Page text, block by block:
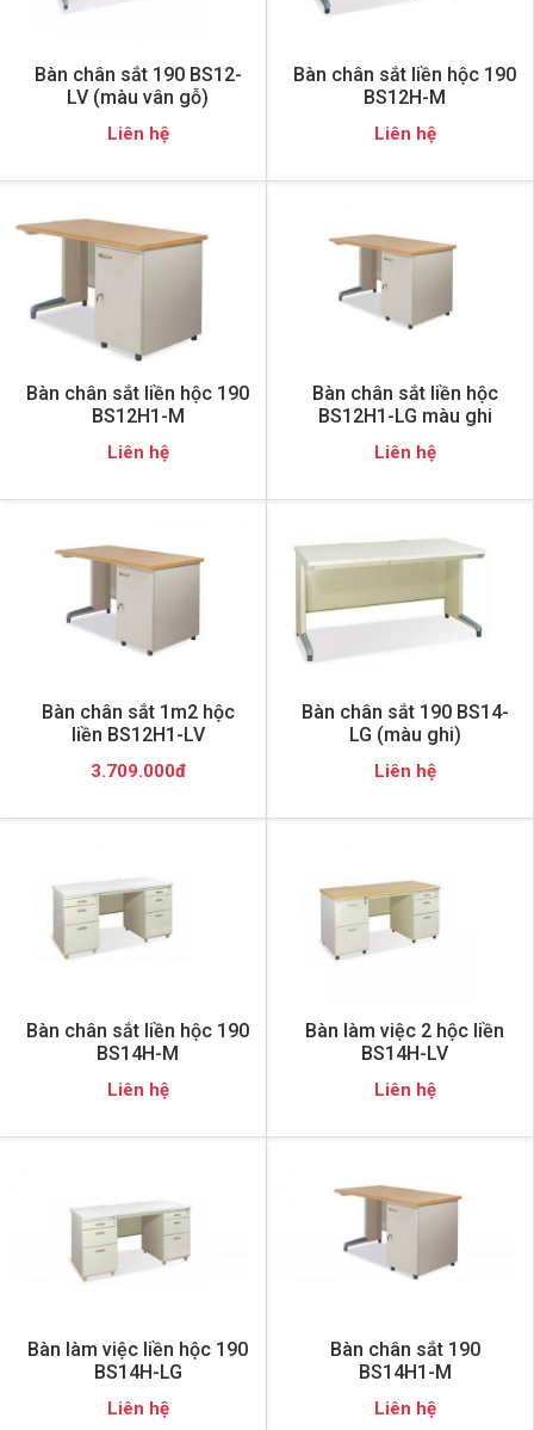
Bàn chân sắt 190 BS12-
LV (màu vân gỗ)
Liên hệ
Bàn chân sắt liền hộc 190
BS12H-M
Liên hệ
Bàn chân sắt liền hộc 190
BS12H1-M
Liên hệ
Bàn chân sắt liền hộc
BS12H1-LG màu ghi
Liên hệ
Bàn chân sắt 1m2 hộc
liền BS12H1-LV
3.709.000đ
Bàn chân sắt 190 BS14-
LG (màu ghi)
Liên hệ
Bàn chân sắt liền hộc 190
BS14H-M
Liên hệ
Bàn làm việc 2 hộc liền
BS14H-LV
Liên hệ
Bàn làm việc liền hộc 190
BS14H-LG
Liên hệ
Bàn chân sắt 190
BS14H1-M
Liên hệ